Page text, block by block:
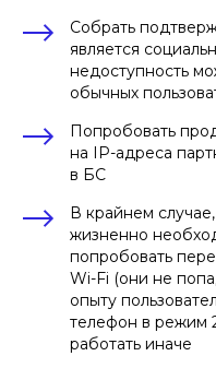
Собрать
является
недоступность
обычных
Попробовать
на IP-адреса
в БС
В крайнем
жизненно
попробовать
Wi-Fi (они не
опыту
телефон в режим
работать иначе